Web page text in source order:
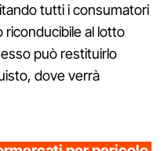
tutti i consumatori
riconducibile al lotto
può restituirlo
dove verrà